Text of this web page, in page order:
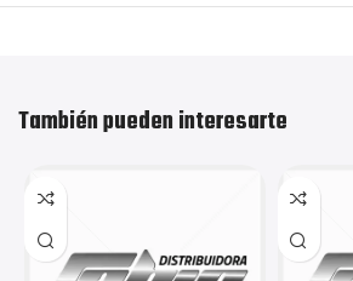
También pueden interesarte